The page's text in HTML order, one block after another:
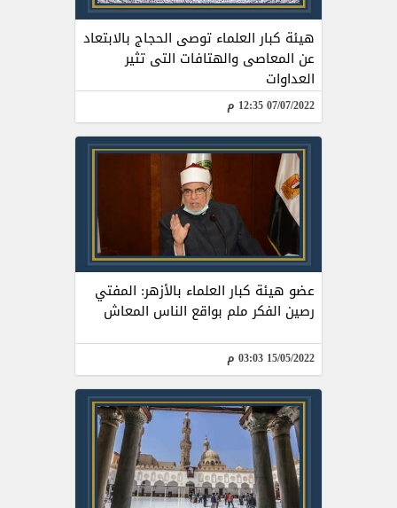
هيئة كبار العلماء توصى الحجاج بالابتعاد
عن المعاصى والهتافات التى تثير
العداوات
07/07/2022 12:35 م
عضو هيئة كبار العلماء بالأزهر: المفتي
رصين الفكر ملم بواقع الناس المعاش
15/05/2022 03:03 م